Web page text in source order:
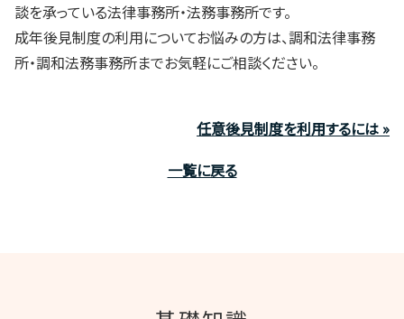
談を承っている法律事務所・法務事務所です。
成年後見制度の利用についてお悩みの方は、調和法律事務
所・調和法務事務所までお気軽にご相談ください。
任意後見制度を利用するには »
一覧に戻る